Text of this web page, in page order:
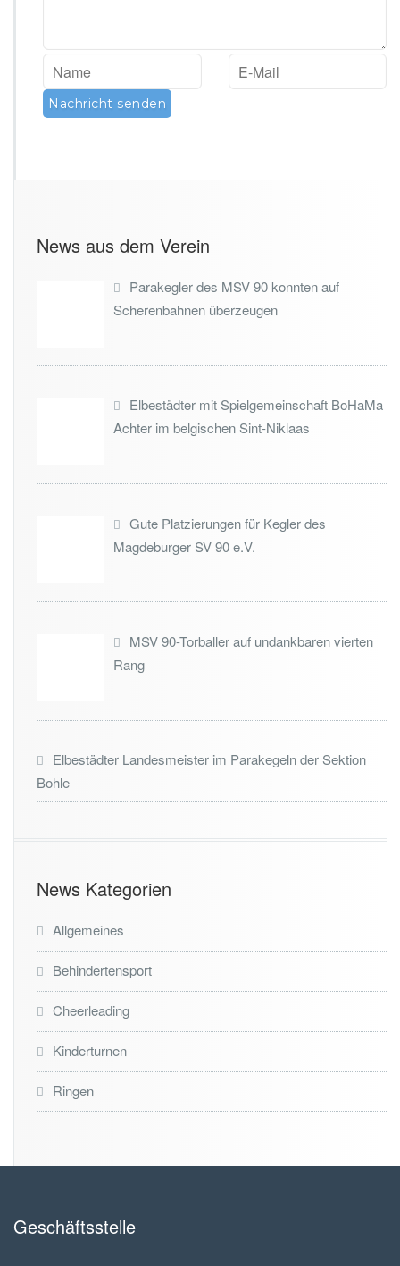
News aus dem Verein
Parakegler des MSV 90 konnten auf
Scherenbahnen überzeugen
Elbestädter mit Spielgemeinschaft BoHaMa
Achter im belgischen Sint-Niklaas
Gute Platzierungen für Kegler des
Magdeburger SV 90 e.V.
MSV 90-Torballer auf undankbaren vierten
Rang
Elbestädter Landesmeister im Parakegeln der Sektion
Bohle
News Kategorien
Allgemeines
Behindertensport
Cheerleading
Kinderturnen
Ringen
Geschäftsstelle